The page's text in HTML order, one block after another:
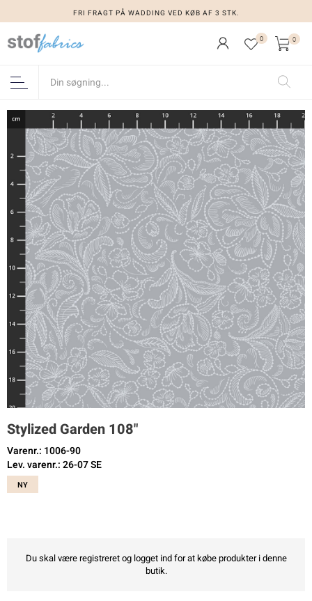
FRI FRAGT PÅ WADDING VED KØB AF 3 STK.
0 0
Stylized Garden 108"
Varenr.: 1006-90
Lev. varenr.: 26-07 SE
NY
Du skal være registreret og logget ind for at købe produkter i denne
butik.